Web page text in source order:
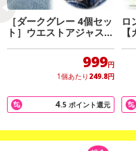
［ダークグレー 4個セッ
ト］ウエストアジャスタ
999円
1個あたり 249.8円
4.5 ポイント還元
ロ